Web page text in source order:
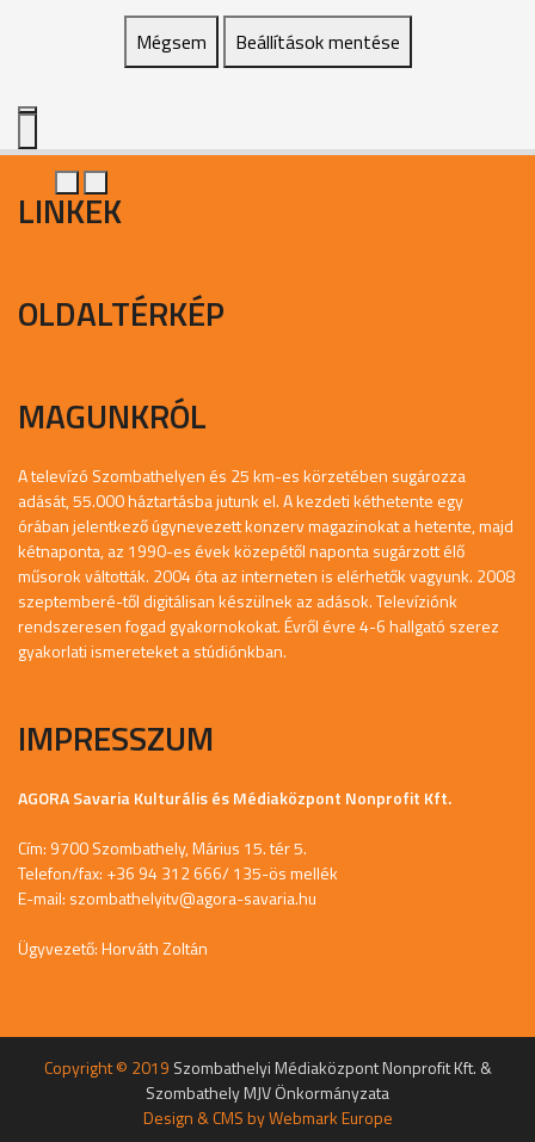
Mégsem Beállítások mentése
LINKEK
OLDALTÉRKÉP
MAGUNKRÓL
A televízó Szombathelyen és 25 km-es körzetében sugározza
adását, 55.000 háztartásba jutunk el. A kezdeti kéthetente egy
órában jelentkező úgynevezett konzerv magazinokat a hetente, majd
kétnaponta, az 1990-es évek közepétől naponta sugárzott élő
műsorok váltották. 2004 óta az interneten is elérhetők vagyunk. 2008
szeptemberé-től digitálisan készülnek az adások. Televíziónk
rendszeresen fogad gyakornokokat. Évről évre 4-6 hallgató szerez
gyakorlati ismereteket a stúdiónkban.
IMPRESSZUM
AGORA Savaria Kulturális és Médiaközpont Nonprofit Kft.
Cím: 9700 Szombathely, Márius 15. tér 5.
Telefon/fax: +36 94 312 666/ 135-ös mellék
E-mail: szombathelyitv@agora-savaria.hu
Ügyvezető: Horváth Zoltán
Copyright © 2019 Szombathelyi Médiaközpont Nonprofit Kft. &
Szombathely MJV Önkormányzata
Design & CMS byWebmark Europe